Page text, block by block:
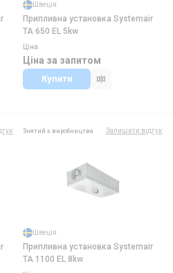
Швеція
Припливна установка Systemair
TA 650 EL 5kw
Ціна
Ціна за запитом
Купити
Знятий з виробництва Залишити відгук
Швеція
Припливна установка Systemair
TA 1100 EL 8kw